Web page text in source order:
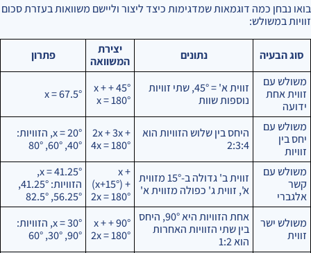
בואו נבחן כמה דוגמאות שמדגימות כיצד ליצור וליישם משוואות בעזרת סכום
זוויות במשולש:
סוג הבעיה נתונים
יצירת
המשוואה
פתרון
משולש עם
זווית אחת
ידועה
זווית א' = 45°, שתי זוויות
נוספות שוות
45° + x +
x = 180°
x = 67.5°
משולש עם
יחס בין
זוויות
היחס בין שלוש הזוויות הוא
2:3:4
2x + 3x +
4x = 180°
x = 20°, הזוויות:
40°, 60°, 80°
משולש עם
קשר
אלגברי
זווית ב' גדולה ב-15° מזווית
א', זווית ג' כפולה מזווית א'
x +
(x+15°) +
2x = 180°
x = 41.25°,
הזוויות: 41.25°,
56.25°, 82.5°
משולש ישר
זווית
אחת הזוויות היא 90°, היחס
בין שתי הזוויות האחרות
הוא 1:2
90° + x +
2x = 180°
x = 30°, הזוויות:
90°, 30°, 60°